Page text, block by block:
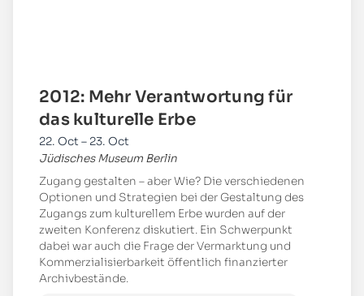
2012: Mehr Verantwortung für
das kulturelle Erbe
22. Oct – 23. Oct
Jüdisches Museum Berlin
Zugang gestalten – aber Wie? Die verschiedenen
Optionen und Strategien bei der Gestaltung des
Zugangs zum kulturellem Erbe wurden auf der
zweiten Konferenz diskutiert. Ein Schwerpunkt
dabei war auch die Frage der Vermarktung und
Kommerzialisierbarkeit öffentlich finanzierter
Archivbestände.